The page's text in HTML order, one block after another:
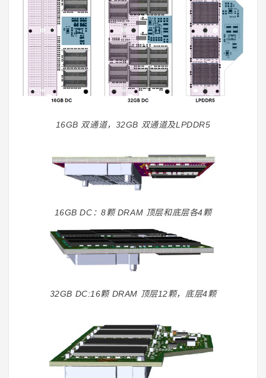
16GB 双通道，32GB 双通道及LPDDR5
16GB DC：8颗 DRAM 顶层和底层各4颗
32GB DC:16颗 DRAM 顶层12颗，底层4颗